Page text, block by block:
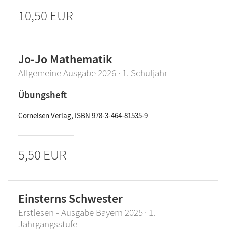
10,50 EUR
Jo-Jo Mathematik
Allgemeine Ausgabe 2026 · 1. Schuljahr
Übungsheft
Cornelsen Verlag, ISBN 978-3-464-81535-9
5,50 EUR
Einsterns Schwester
Erstlesen - Ausgabe Bayern 2025 · 1.
Jahrgangsstufe